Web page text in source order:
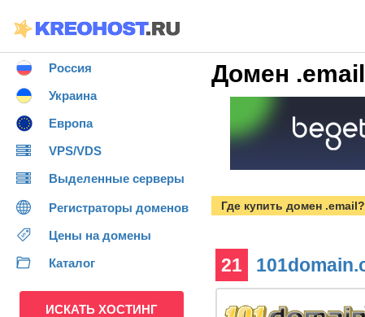
Россия
Украина
Европа
VPS/VDS
Выделенные серверы
Регистраторы доменов
Цены на домены
Каталог
ИСКАТЬ ХОСТИНГ
Домен .email
Где купить домен .email?
21